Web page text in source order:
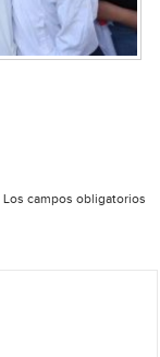
Los campos obligatorios